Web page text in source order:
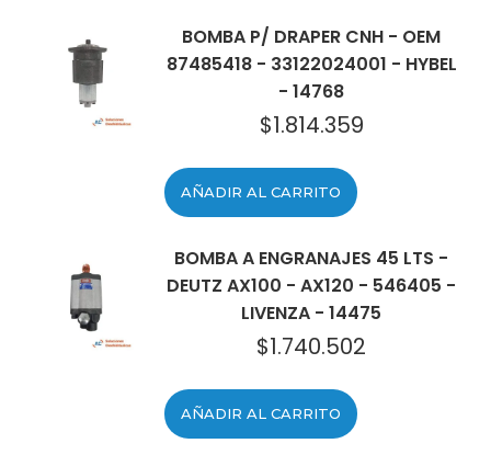
BOMBA P/ DRAPER CNH - OEM
87485418 - 33122024001 - HYBEL
- 14768
$1.814.359
AÑADIR AL CARRITO
BOMBA A ENGRANAJES 45 LTS -
DEUTZ AX100 - AX120 - 546405 -
LIVENZA - 14475
$1.740.502
AÑADIR AL CARRITO